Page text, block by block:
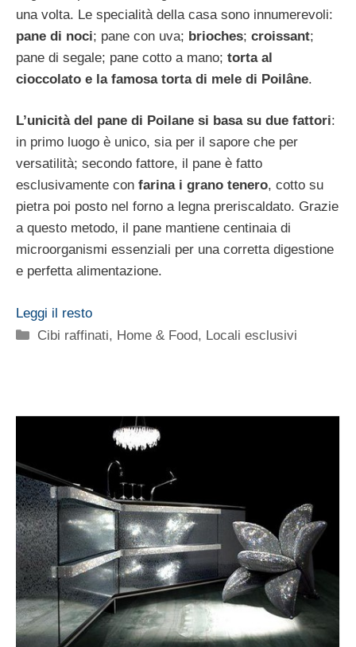
una volta. Le specialità della casa sono innumerevoli:
pane di noci; pane con uva; brioches; croissant;
pane di segale; pane cotto a mano; torta al
cioccolato e la famosa torta di mele di Poilâne.
L’unicità del pane di Poilane si basa su due fattori:
in primo luogo è unico, sia per il sapore che per
versatilità; secondo fattore, il pane è fatto
esclusivamente con farina i grano tenero, cotto su
pietra poi posto nel forno a legna preriscaldato. Grazie
a questo metodo, il pane mantiene centinaia di
microorganismi essenziali per una corretta digestione
e perfetta alimentazione.
Leggi il resto
Categorie
Cibi raffinati, Home & Food, Locali esclusivi